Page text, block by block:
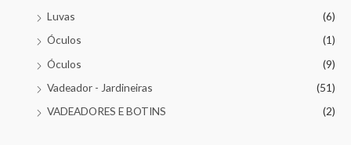
Luvas
(6)
Óculos
(1)
Óculos
(9)
Vadeador - Jardineiras
(51)
VADEADORES E BOTINS
(2)